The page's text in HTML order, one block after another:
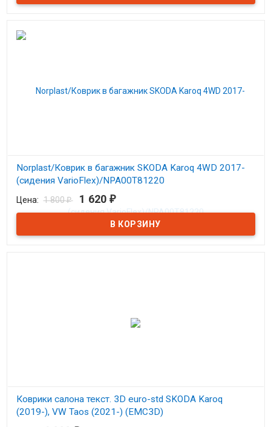
Norplast/Коврик в багажник SKODA Karoq 4WD 2017-
(сидения VarioFlex)/NPA00T81220
В наличии
Коврик в багажник Шкода Карок с 2017
Цена: 1 800₽ 1 620 ₽
Коврики салона текст. 3D euro-std SKODA Karoq
(2019-), VW Taos (2021-) (EMC3D)
Original/EMC3D004501